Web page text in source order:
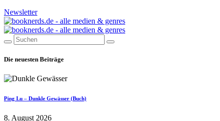
Newsletter
Die neuesten Beiträge
Ping Lu – Dunkle Gewässer (Buch)
8. August 2026